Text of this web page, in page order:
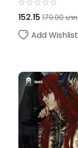
152.15 179.00 บาท
Add Wishlist